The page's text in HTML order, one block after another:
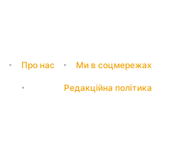
Про нас Ми в соцмережах
Редакційна політика